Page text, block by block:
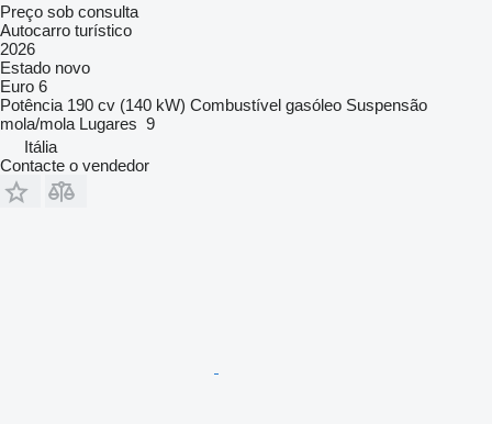
Preço sob consulta
Autocarro turístico
2026
Estado novo
Euro 6
Potência 190 cv (140 kW) Combustível gasóleo Suspensão
mola/mola Lugares 9
Itália
Contacte o vendedor